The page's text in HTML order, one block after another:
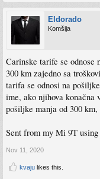
Eldorado
Komšija
Carinske tarife se
300 km zajedno sa
tarifa se odnosi na
ime, ako njihova konačna
pošiljke manja od 300
Sent from my Mi 9T
Nov 11, 2020
kvaju likes this.